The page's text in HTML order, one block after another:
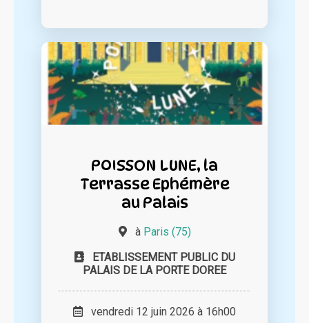
POISSON LUNE, la
Terrasse Ephémère
au Palais
à Paris (75)
ETABLISSEMENT PUBLIC DU
PALAIS DE LA PORTE DOREE
vendredi 12 juin 2026 à 16h00